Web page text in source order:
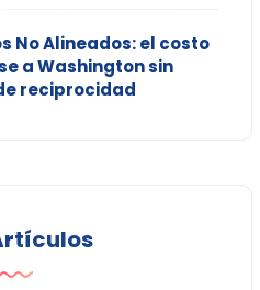
No Alineados: el costo
a Washington sin
reciprocidad